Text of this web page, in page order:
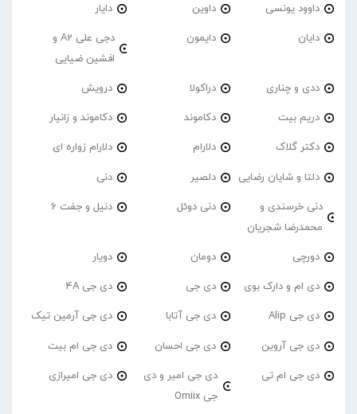
داوود یونسی داوین دایار
دایان دایمون
دجی علی A2 و
افشین ضیایی
ددی و چناری دراکولا درویش
دریم بیت دکاموند دکاموند و زانیار
دکتر گلاک دلارام دلارام زواره ای
دلتا و شایان رضایی دلصیر دنی
دنی خرسندی و
محمدرضا شجریان
دنی دوئل دنیل و جفت 6
دورچی دومان دویار
دی ام و دارک بوی دی جی دی جی 4A
دی جی Alip دی جی آتابا دی جی آرمین تیک
دی جی آروین دی جی احسان دی جی ام بیت
دی جی ام تی
دی جی امیر و دی
جی Omiix
دی جی امیرازی